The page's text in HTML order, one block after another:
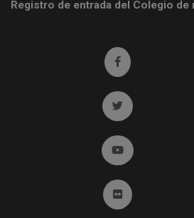
Registro de entrada del Colegio
Ir a facebook
Ir a twitter
Ir a YouTube
Ir a Flickr (abre